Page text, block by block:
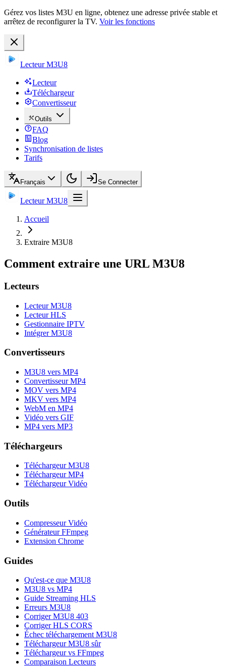
Gérez vos listes M3U en ligne, obtenez une adresse privée stable et
arrêtez de reconfigurer la TV. Voir les fonctions
Lecteur M3U8
Lecteur
Téléchargeur
Convertisseur
Outils
FAQ
Blog
Synchronisation de listes
Tarifs
Français Se Connecter
Lecteur M3U8
Accueil
Extraire M3U8
Comment extraire une URL M3U8
Lecteurs
Lecteur M3U8
Lecteur HLS
Gestionnaire IPTV
Intégrer M3U8
Convertisseurs
M3U8 vers MP4
Convertisseur MP4
MOV vers MP4
MKV vers MP4
WebM en MP4
Vidéo vers GIF
MP4 vers MP3
Téléchargeurs
Téléchargeur M3U8
Téléchargeur MP4
Téléchargeur Vidéo
Outils
Compresseur Vidéo
Générateur FFmpeg
Extension Chrome
Guides
Qu'est-ce que M3U8
M3U8 vs MP4
Guide Streaming HLS
Erreurs M3U8
Corriger M3U8 403
Corriger HLS CORS
Échec téléchargement M3U8
Téléchargeur M3U8 sûr
Téléchargeur vs FFmpeg
Comparaison Lecteurs